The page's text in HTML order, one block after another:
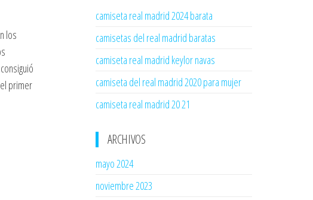
los
primer
camiseta real madrid 2024 barata
camisetas del real madrid baratas
camiseta real madrid keylor navas
camiseta del real madrid 2020 para mujer
camiseta real madrid 20 21
ARCHIVOS
mayo 2024
noviembre 2023